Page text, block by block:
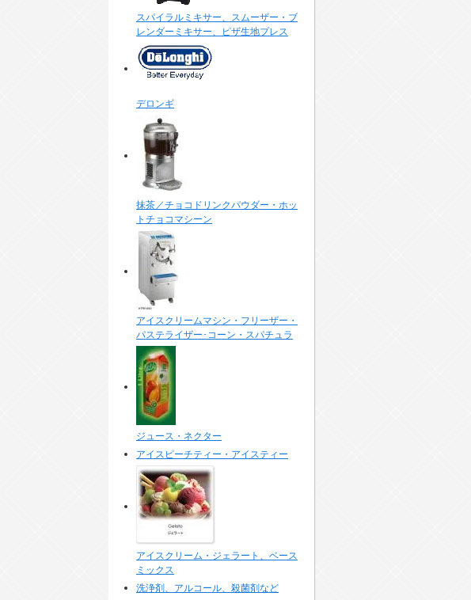
スパイラルミキサー、スムーザー・ブ
レンダーミキサー、ピザ生地プレス
デロンギ
抹茶／チョコドリンクパウダー・ホッ
トチョコマシーン
アイスクリームマシン・フリーザー・
パステライザー･コーン・スパチュラ
ジュース・ネクター
アイスピーチティー・アイスティー
アイスクリーム・ジェラート、ベース
ミックス
洗浄剤、アルコール、殺菌剤など